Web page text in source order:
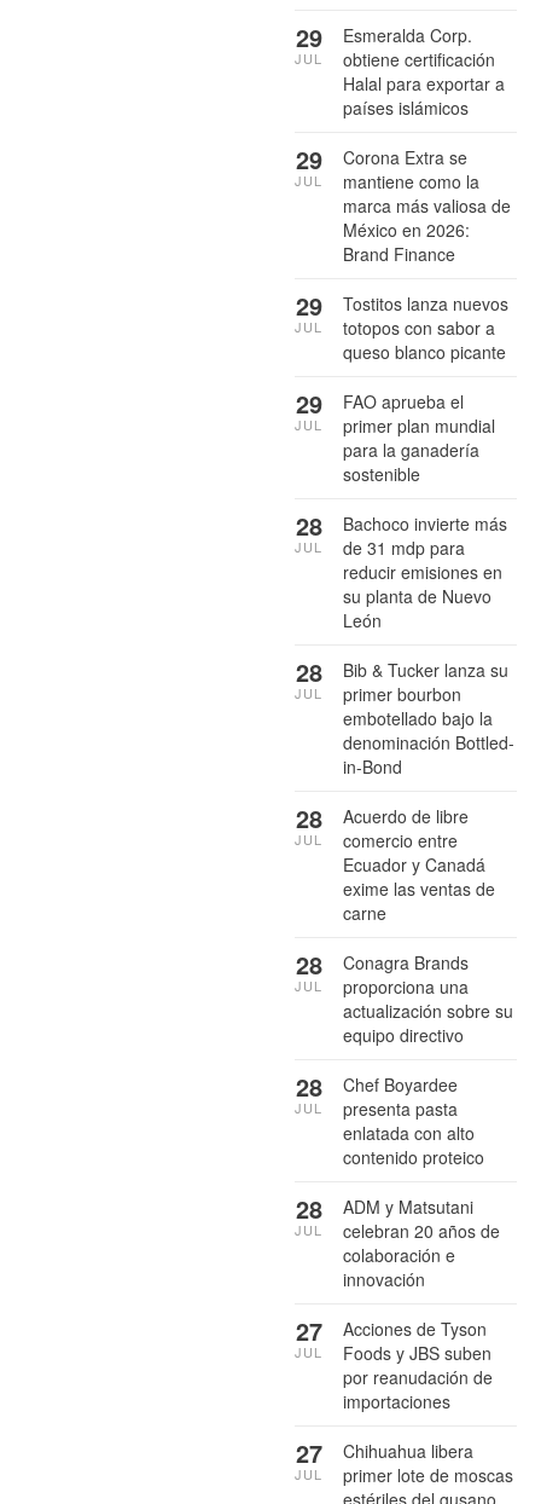
Esmeralda Corp.
obtiene certificación
Halal para exportar a
países islámicos
29
JUL
Corona Extra se
mantiene como la
marca más valiosa de
México en 2026:
Brand Finance
29
JUL
Tostitos lanza nuevos
totopos con sabor a
queso blanco picante
29
JUL
FAO aprueba el
primer plan mundial
para la ganadería
sostenible
29
JUL
Bachoco invierte más
de 31 mdp para
reducir emisiones en
su planta de Nuevo
León
28
JUL
Bib & Tucker lanza su
primer bourbon
embotellado bajo la
denominación Bottled-
in-Bond
28
JUL
Acuerdo de libre
comercio entre
Ecuador y Canadá
exime las ventas de
carne
28
JUL
Conagra Brands
proporciona una
actualización sobre su
equipo directivo
28
JUL
Chef Boyardee
presenta pasta
enlatada con alto
contenido proteico
28
JUL
ADM y Matsutani
celebran 20 años de
colaboración e
innovación
28
JUL
Acciones de Tyson
Foods y JBS suben
por reanudación de
importaciones
27
JUL
Chihuahua libera
primer lote de moscas
27
JUL